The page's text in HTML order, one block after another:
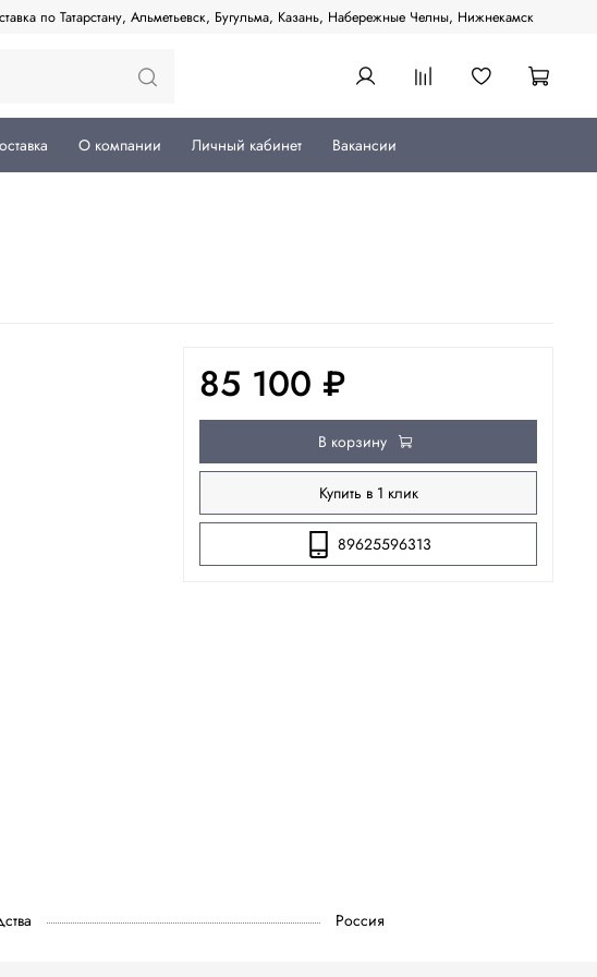
по Татарстану, Альметьевск, Бугульма, Казань, Набережные Челны, Нижнекамск
О компании Личный кабинет
Вакансии
85 100 ₽
В корзину
Купить в 1 клик
89625596313
Россия